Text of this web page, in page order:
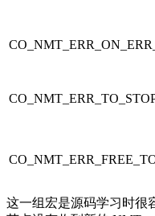
这一组宏是源码学习时很